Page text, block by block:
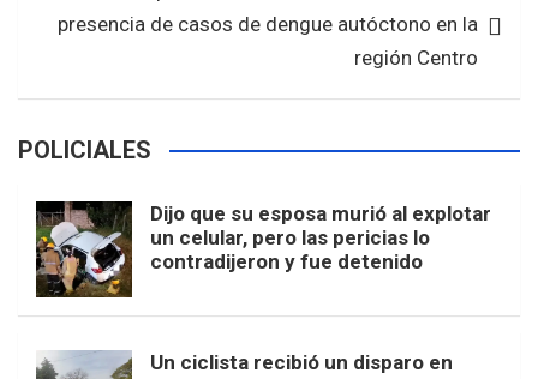
presencia de casos de dengue autóctono en la
región Centro
POLICIALES
Dijo que su esposa murió al explotar
un celular, pero las pericias lo
contradijeron y fue detenido
Un ciclista recibió un disparo en